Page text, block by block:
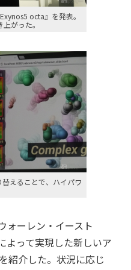
octa』を発表。
がった。
えることで、ハイパワ
ォーレン・イースト
よって実現した新しいア
紹介した。状況に応じ